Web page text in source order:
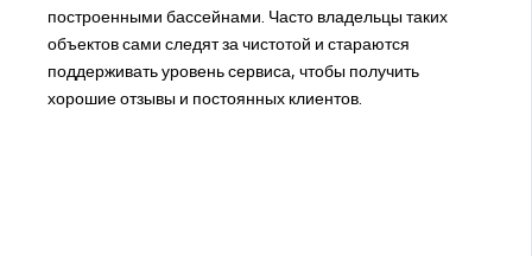
построенными бассейнами. Часто владельцы таких
объектов сами следят за чистотой и стараются
поддерживать уровень сервиса, чтобы получить
хорошие отзывы и постоянных клиентов.